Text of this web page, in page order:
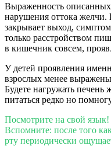
Выраженность описанных
нарушения оттока желчи.
закрывает выход,
только расстройством
в кишечник совсем,
У детей проявления
взрослых менее
Будете нагружать
питаться редко но
Посмотрите на свой
Вспомните: после того
рту периодически